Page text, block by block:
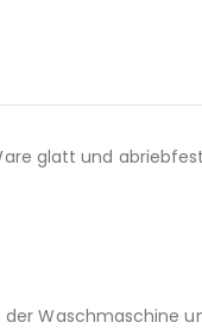
glatt und
der Waschmaschine